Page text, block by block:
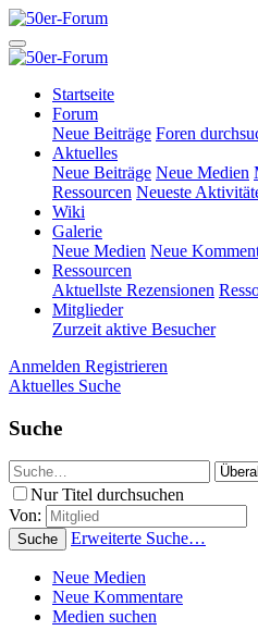
Startseite
Forum
Neue Beiträge Foren
Aktuelles
Neue Beiträge Neue Medien
Ressourcen Neueste
Wiki
Galerie
Neue Medien Neue
Ressourcen
Aktuellste Rezensionen
Mitglieder
Zurzeit aktive Besucher
Anmelden Registrieren
Aktuelles Suche
Suche
Nur Titel durchsuchen
Von:
Suche Erweiterte Suche…
Neue Medien
Neue Kommentare
Medien suchen